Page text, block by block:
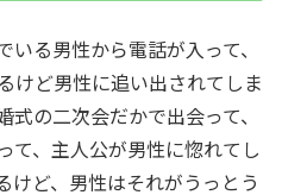
る男性から電話が入って、
けど男性に追い出されてしま
の二次会だかで出会って、
て、主人公が男性に惚れてし
けど、男性はそれがうっとう